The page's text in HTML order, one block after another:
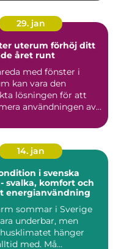
29. jan
förhöj ditt
året runt
med fönster i
kan vara den
lösningen för att
användningen av
14. jan
i svenska
svalka, komfort och
energianvändning
sommar i Sverige
underbar, men
hänger
med. Må...